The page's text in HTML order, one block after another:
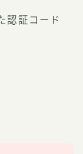
認証コード